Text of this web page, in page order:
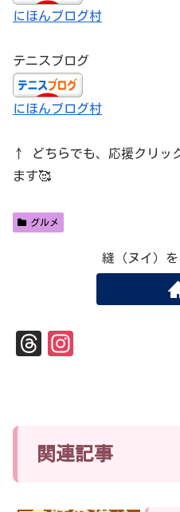
にほんブログ村
テニスブログ
にほんブログ村
↑ どちらでも、応援クリッ
ます🥰
グルメ
縫（ヌイ）
Th
m
関連記事